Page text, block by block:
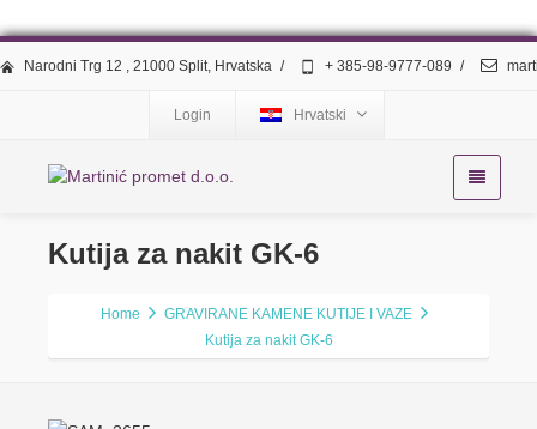
Narodni Trg 12 , 21000 Split, Hrvatska / + 385-98-9777-089 /
Login Hrvatski
Kutija za nakit GK-6
Home
GRAVIRANE KAMENE KUTIJE I VAZE
Kutija za nakit GK-6